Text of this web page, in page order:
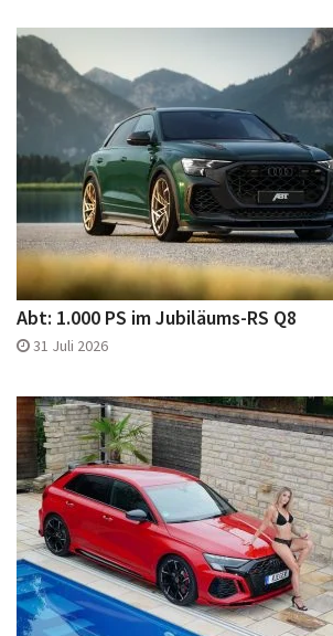
Abt: 1.000 PS im Jubiläums-RS Q8
31 Juli 2026